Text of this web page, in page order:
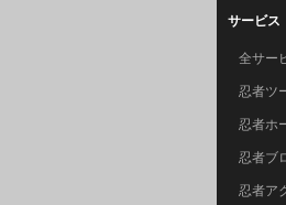
サービス
全サー
忍者ツ
忍者ホ
忍者ブ
忍者ア